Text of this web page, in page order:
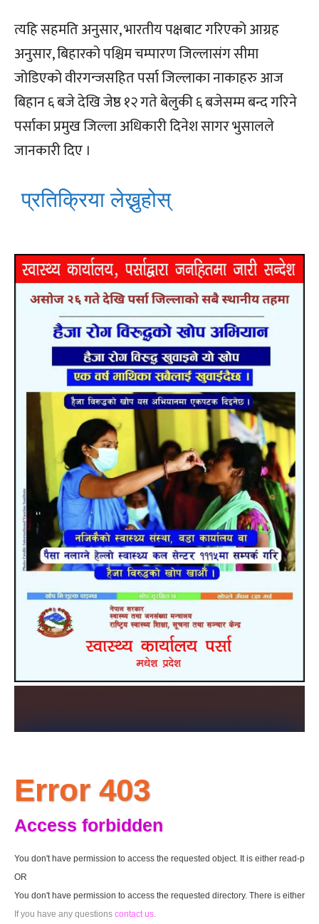
त्यहि सहमति अनुसार, भारतीय पक्षबाट गरिएको आग्रह
अनुसार, बिहारको पश्चिम चम्पारण जिल्लासंग सीमा
जोडिएको वीरगन्जसहित पर्सा जिल्लाका नाकाहरु आज
बिहान ६ बजे देखि जेष्ठ १२ गते बेलुकी ६ बजेसम्म बन्द गरिने
पर्साका प्रमुख जिल्ला अधिकारी दिनेश सागर भुसालले
जानकारी दिए ।
प्रतिक्रिया लेख्नुहोस्